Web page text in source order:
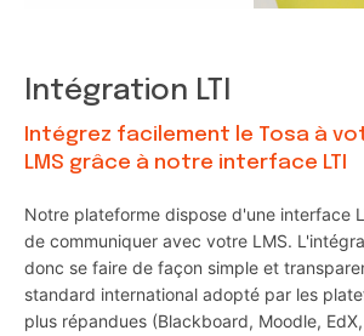
Intégration LTI
Intégrez facilement le Tosa à
LMS grâce à notre interface LTI
Notre plateforme dispose d'une interface
de communiquer avec votre LMS.
donc se faire de façon simple et
standard international adopté par les
plus répandues (Blackboard, Moodle,